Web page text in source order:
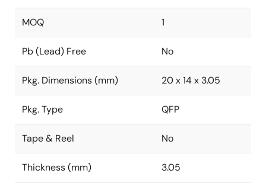
MOQ 1
Pb (Lead) Free No
Pkg. Dimensions (mm) 20 x 14 x 3.05
Pkg. Type QFP
Tape & Reel No
Thickness (mm) 3.05